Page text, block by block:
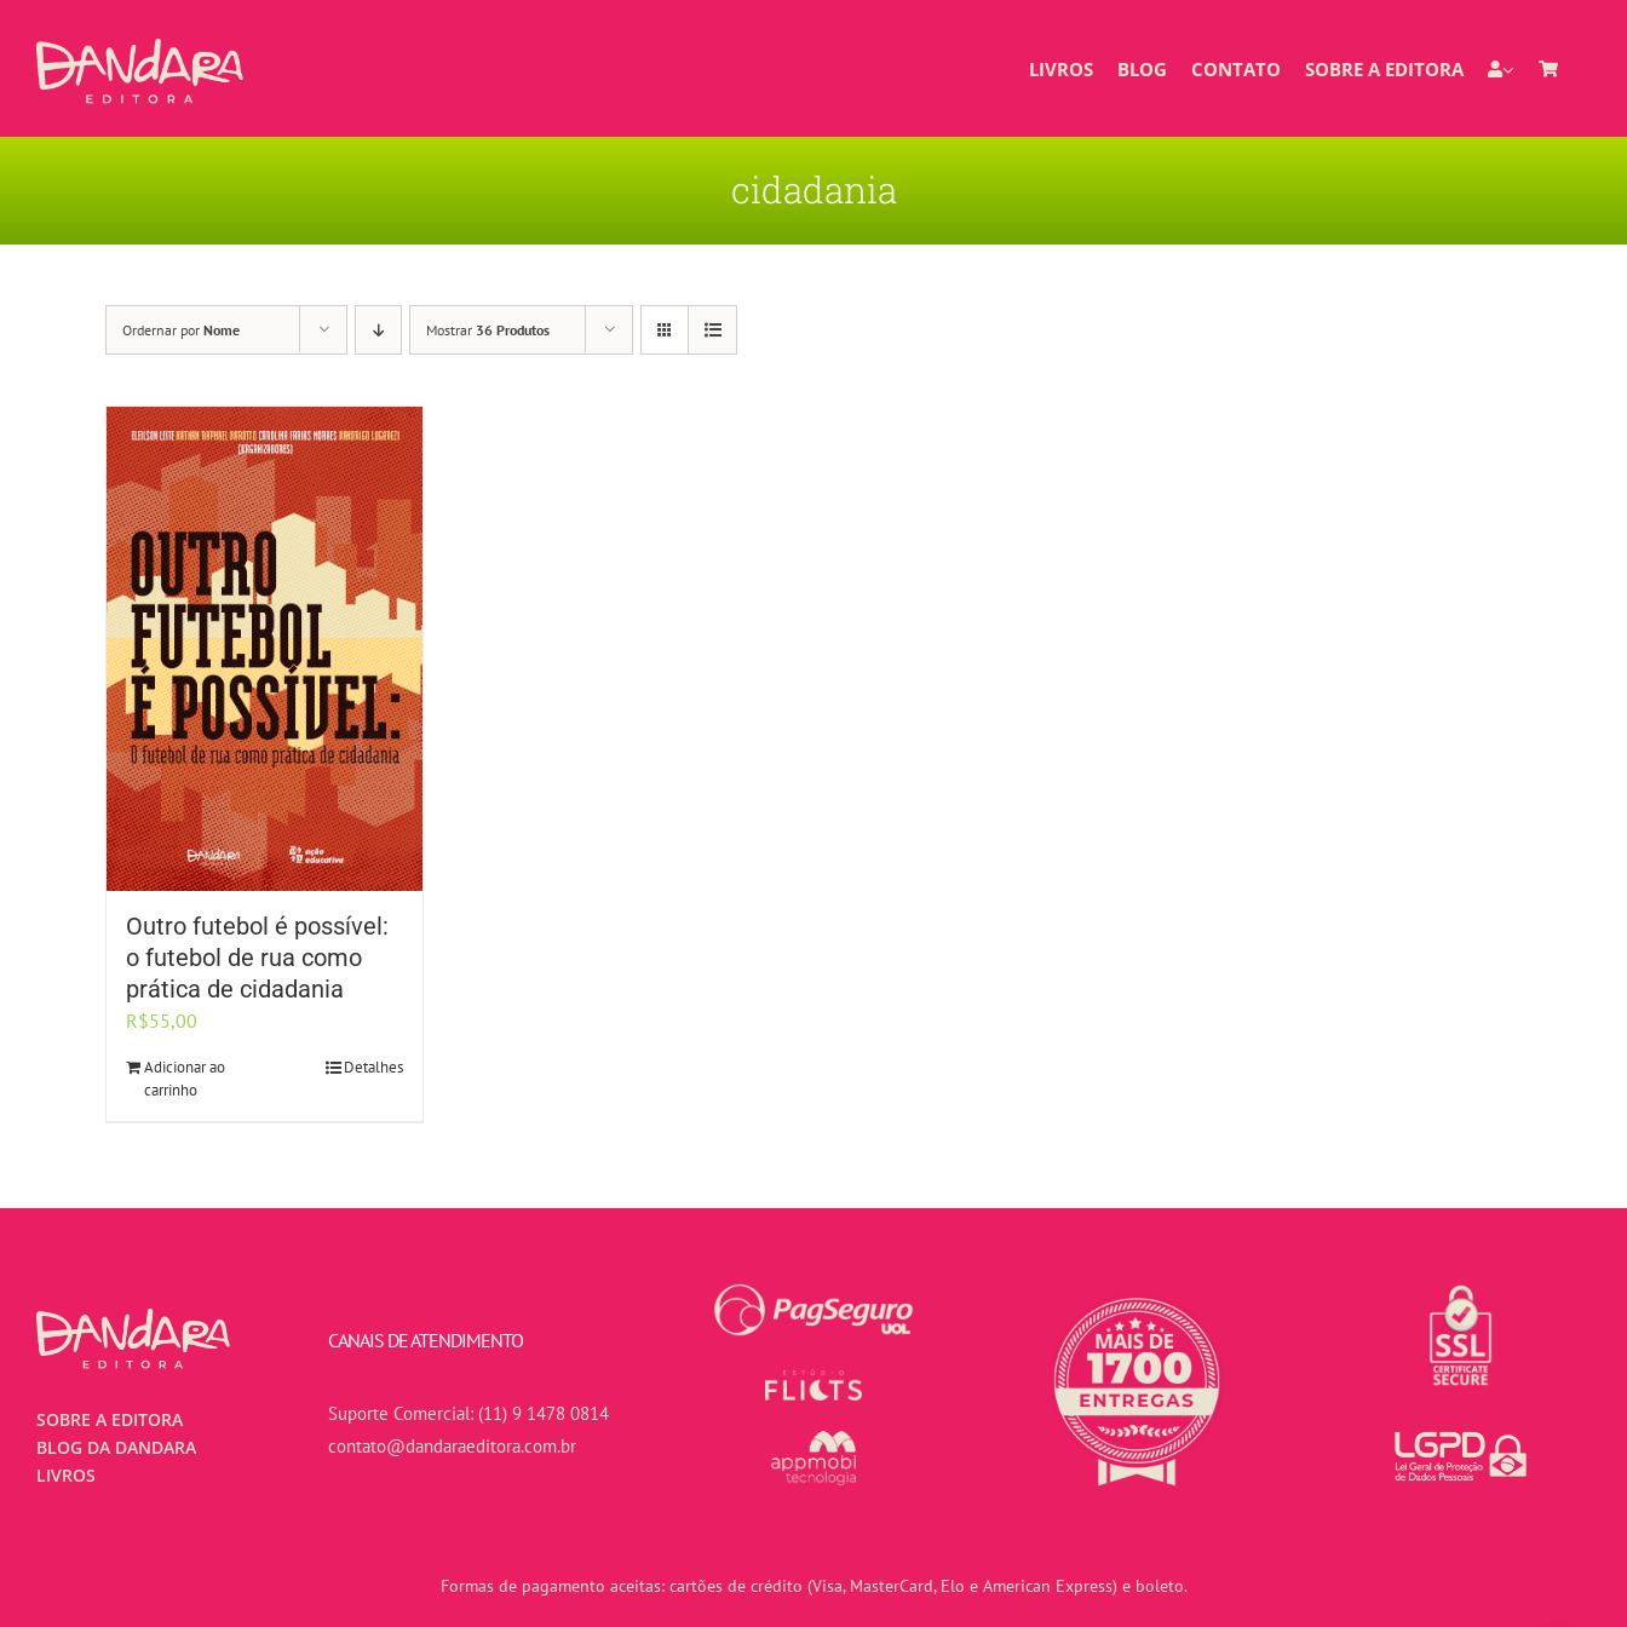
LIVROS BLOG CONTATO SOBRE A EDITORA
cidadania
Ordernar por Nome Mostrar 36 Produtos
Outro futebol é possível:
o futebol de rua como
prática de cidadania
R$55,00
Adicionar ao
carrinho
Detalhes
SOBRE A EDITORA
BLOG DA DANDARA
LIVROS
CANAIS DE ATENDIMENTO
Suporte Comercial: (11) 9 1478 0814
contato@dandaraeditora.com.br
Formas de pagamento aceitas: cartões de crédito (Visa, MasterCard, Elo e American Express) e boleto.